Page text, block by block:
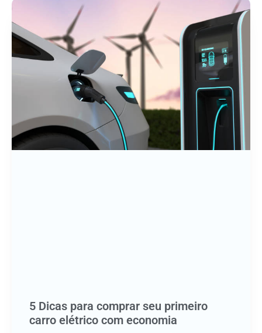
5 Dicas para comprar seu primeiro
carro elétrico com economia